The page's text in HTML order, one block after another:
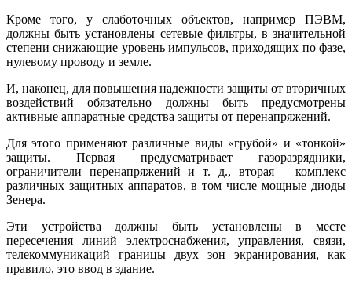
Кроме того, у слаботочных объектов, например ПЭВМ,
должны быть установлены сетевые фильтры, в значительной
степени снижающие уровень импульсов, приходящих по фазе,
нулевому проводу и земле.
И, наконец, для повышения надежности защиты от вторичных
воздействий обязательно должны быть предусмотрены
активные аппаратные средства защиты от перенапряжений.
Для этого применяют различные виды «грубой» и «тонкой»
защиты. Первая предусматривает газоразрядники,
ограничители перенапряжений и т. д., вторая – комплекс
различных защитных аппаратов, в том числе мощные диоды
Зенера.
Эти устройства должны быть установлены в месте
пересечения линий электроснабжения, управления, связи,
телекоммуникаций границы двух зон экранирования, как
правило, это ввод в здание.